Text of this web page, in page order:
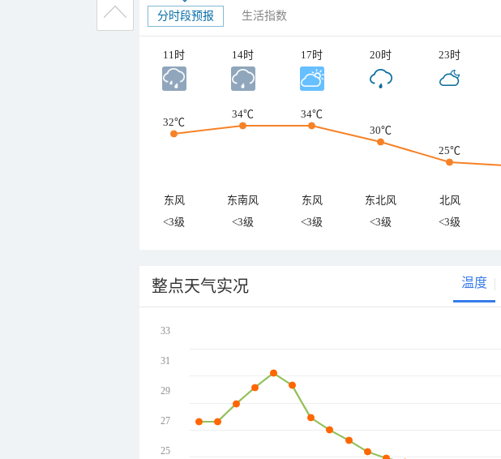
分时段预报 生活指数
11时 14时 17时 20时 23时
32℃
34℃
34℃
30℃
25℃
东风 东南风 东风 东北风 北风
<3级
<3级 <3级 <3级 <3级
整点天气实况 温度
33
31
29
27
25